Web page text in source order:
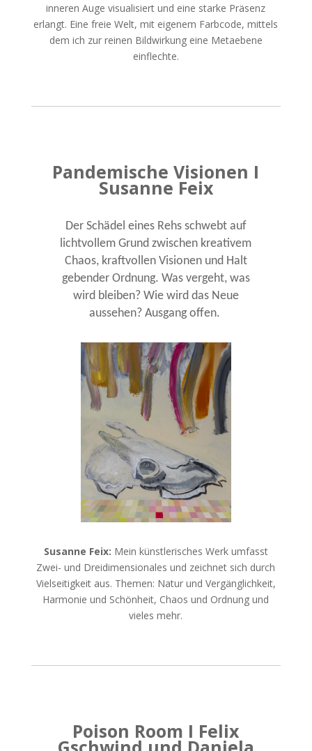
inneren Auge visualisiert und eine starke Präsenz
erlangt. Eine freie Welt, mit eigenem Farbcode, mittels
dem ich zur reinen Bildwirkung eine Metaebene
einflechte.
Pandemische Visionen I
Susanne Feix
Der Schädel eines Rehs schwebt auf
lichtvollem Grund zwischen kreativem
Chaos, kraftvollen Visionen und Halt
gebender Ordnung. Was vergeht, was
wird bleiben? Wie wird das Neue
aussehen? Ausgang offen.
Susanne Feix: Mein künstlerisches Werk umfasst
Zwei- und Dreidimensionales und zeichnet sich durch
Vielseitigkeit aus. Themen: Natur und Vergänglichkeit,
Harmonie und Schönheit, Chaos und Ordnung und
vieles mehr.
Poison Room I Felix